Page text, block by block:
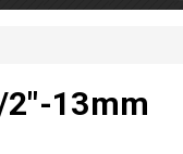
2"-13mm